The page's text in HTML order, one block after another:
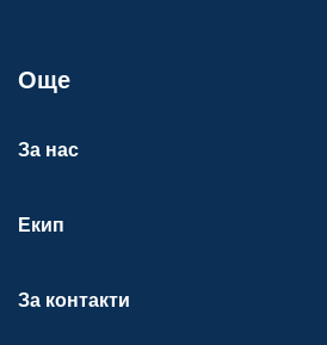
Още
За нас
Екип
За контакти